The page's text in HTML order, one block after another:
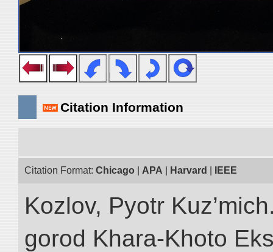
Citation Information
Citation Format: Chicago APA Harvard IEEE
Kozlov, Pyotr
gorod Khara-Khoto